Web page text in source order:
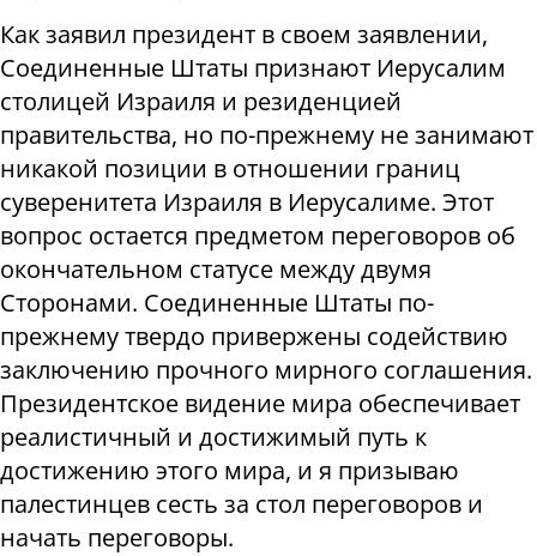
Как заявил президент в своем заявлении,
Соединенные Штаты признают Иерусалим
столицей Израиля и резиденцией
правительства, но по-прежнему не занимают
никакой позиции в отношении границ
суверенитета Израиля в Иерусалиме. Этот
вопрос остается предметом переговоров об
окончательном статусе между двумя
Сторонами. Соединенные Штаты по-
прежнему твердо привержены содействию
заключению прочного мирного соглашения.
Президентское видение мира обеспечивает
реалистичный и достижимый путь к
достижению этого мира, и я призываю
палестинцев сесть за стол переговоров и
начать переговоры.